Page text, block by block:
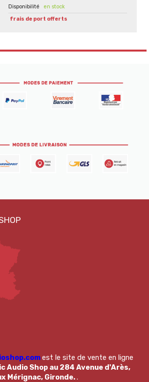
en stock
frais de port offerts
est le site de vente en ligne
Audio Shop au 284 Avenue d'Arès,
Mérignac, Gironde..